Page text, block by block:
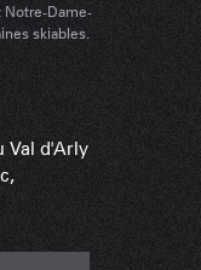
Notre-Dame-
skiables.
Val d'Arly